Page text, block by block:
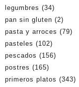
legumbres (34)
pan sin gluten (2)
pasta y arroces (79)
pasteles (102)
pescados (156)
postres (165)
primeros platos (343)